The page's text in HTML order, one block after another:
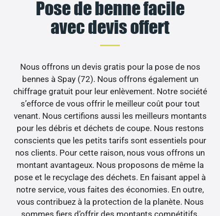
Pose de benne facile
avec devis offert
Nous offrons un devis gratis pour la pose de nos
bennes à Spay (72). Nous offrons également un
chiffrage gratuit pour leur enlèvement. Notre société
s’efforce de vous offrir le meilleur coût pour tout
venant. Nous certifions aussi les meilleurs montants
pour les débris et déchets de coupe. Nous restons
conscients que les petits tarifs sont essentiels pour
nos clients. Pour cette raison, nous vous offrons un
montant avantageux. Nous proposons de même la
pose et le recyclage des déchets. En faisant appel à
notre service, vous faites des économies. En outre,
vous contribuez à la protection de la planète. Nous